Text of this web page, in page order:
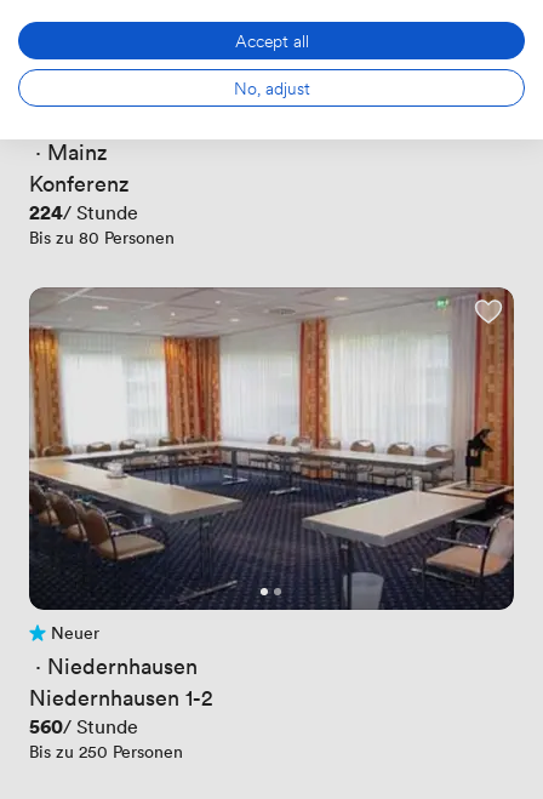
· Mainz
Konferenz
Preis
224/ Stunde
Bis zu 80 Personen
Noch keine Bewertungen
Neuer
· Niedernhausen
Niedernhausen 1-2
Preis
560/ Stunde
Bis zu 250 Personen
Accept all
No, adjust